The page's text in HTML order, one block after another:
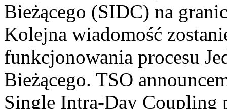
Bieżącego (SIDC) na
Kolejna wiadomość
funkcjonowania procesu
Bieżącego. TSO
Single Intra-Day Coupling